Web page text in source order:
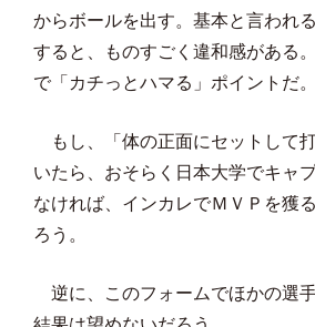
からボールを出す。基本と言われ
すると、ものすごく違和感がある
で「カチっとハマる」ポイントだ。
もし、「体の正面にセットして
いたら、おそらく日本大学でキャ
なければ、インカレでＭＶＰを獲
ろう。
逆に、このフォームでほかの選